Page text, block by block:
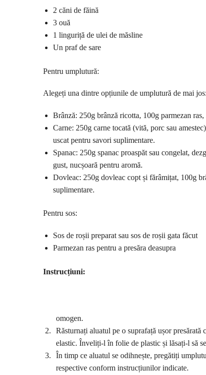
2 căni de făină
3 ouă
1 linguriță de ulei de măsline
Un praf de sare
Pentru umplutură:
Alegeți una dintre opțiunile de umplutură de mai jos:
Brânză: 250g brânză ricotta, 100g parmezan
Carne: 250g carne tocată (vită, porc sau
uscat pentru savori suplimentare.
Spanac: 250g spanac proaspăt sau congelat,
gust, nucșoară pentru aromă.
Dovleac: 250g dovleac copt și fărâmițat, 100g
suplimentare.
Pentru sos:
Sos de roșii preparat sau sos de roșii gata făcut
Parmezan ras pentru a presăra deasupra
Instrucțiuni:
omogen.
Răsturnați aluatul pe o suprafață ușor
elastic. Înveliți-l în folie de plastic și lăsați-l să
În timp ce aluatul se odihnește, pregătiți
respective conform instrucțiunilor indicate.